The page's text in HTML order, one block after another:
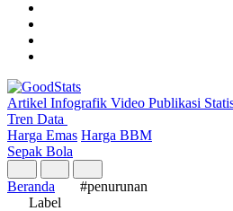
Artikel Infografik Video Publikasi
Tren Data
Harga Emas Harga BBM
Sepak Bola
Beranda
#penurunan
Label